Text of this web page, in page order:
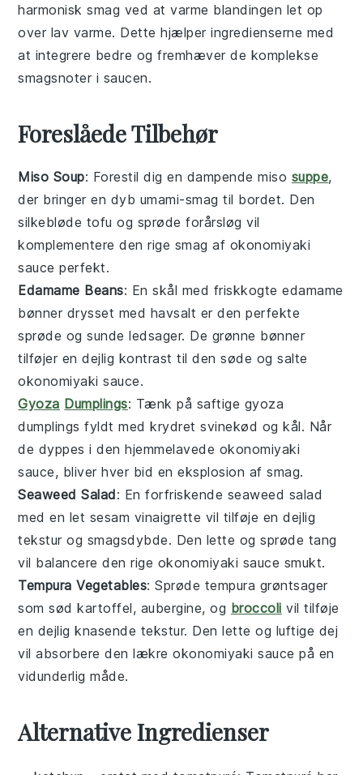
harmonisk smag ved at varme blandingen let op
over lav varme. Dette hjælper ingredienserne med
at integrere bedre og fremhæver de komplekse
smagsnoter i saucen.
Foreslåede Tilbehør
Miso Soup: Forestil dig en dampendemiso suppe,
der bringer en dyb umami-smag til bordet. Den
silkebløde tofu og sprødeforårsløg vil
komplementere den rige smag af okonomiyaki
sauce perfekt.
Edamame Beans: En skål med friskkogteedamame
bønner drysset med havsalt er den perfekte
sprøde og sunde ledsager. De grønne bønner
tilføjer en dejlig kontrast til den søde og salte
okonomiyaki sauce.
Gyoza Dumplings: Tænk på saftige gyoza
dumplings fyldt med krydretsvinekød ogkål. Når
de dyppes i den hjemmelavede okonomiyaki
sauce, bliver hver bid en eksplosion af smag.
Seaweed Salad: En forfriskende seaweed salad
med en let sesam vinaigrette vil tilføje en dejlig
tekstur og smagsdybde. Den lette og sprøde tang
vil balancere den rige okonomiyaki sauce smukt.
Tempura Vegetables: Sprøde tempura grøntsager
somsød kartoffel, aubergine, og broccoli vil tilføje
en dejlig knasende tekstur. Den lette og luftige dej
vil absorbere den lækreokonomiyaki sauce på en
vidunderlig måde.
Alternative Ingredienser